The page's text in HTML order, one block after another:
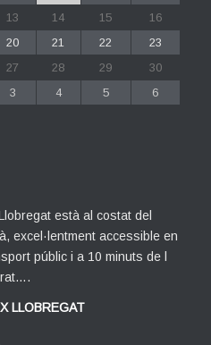
13 14 15
16
20 21 22
23
27 28 29
30
3 4 5 6
està al costat del
excel·lentment accessible en
públic i a 10 minuts de l
LLOBREGAT